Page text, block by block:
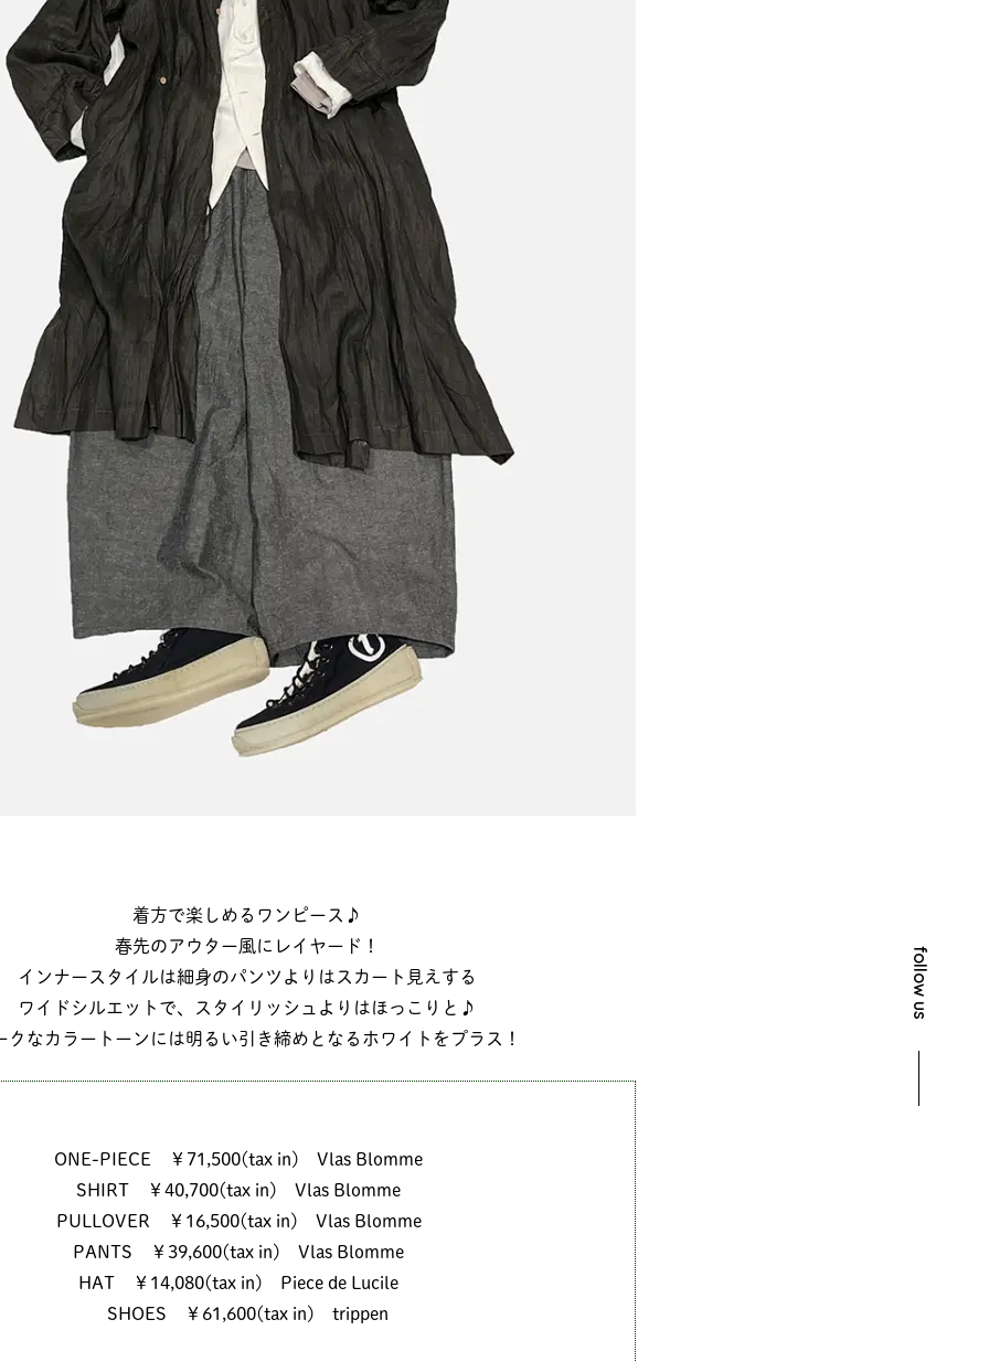
follow us
着方で楽しめるワンピース♪
春先のアウター風にレイヤード！
インナースタイルは細身のパンツよりはスカート見えする
ワイドシルエットで、スタイリッシュよりはほっこりと♪
クなカラートーンには明るい引き締めとなるホワイトをプラス！
ONE-PIECE ￥71,500(tax in) Vlas Blomme
SHIRT ￥40,700(tax in) Vlas Blomme
PULLOVER ￥16,500(tax in) Vlas Blomme
PANTS ￥39,600(tax in) Vlas Blomme
HAT ￥14,080(tax in) Piece de Lucile
SHOES ￥61,600(tax in) trippen